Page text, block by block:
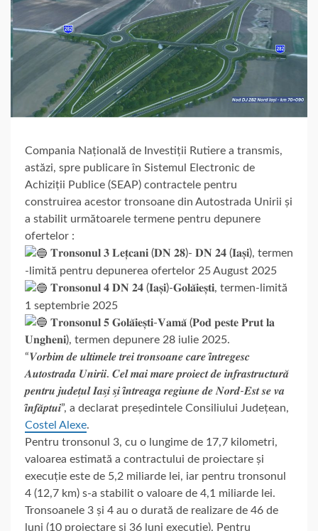
Compania Națională de Investiții Rutiere a transmis,
astăzi, spre publicare în Sistemul Electronic de
Achiziții Publice (SEAP) contractele pentru
construirea acestor tronsoane din Autostrada Unirii și
a stabilit următoarele termene pentru depunere
ofertelor :
𝐓𝐫𝐨𝐧𝐬𝐨𝐧𝐮𝐥 𝟑 𝐋𝐞𝐭̦𝐜𝐚𝐧𝐢 (𝐃𝐍 𝟐𝟖)- 𝐃𝐍 𝟐𝟒 (𝐈𝐚𝐬̦𝐢), termen
-limită pentru depunerea ofertelor 25 August 2025
𝐓𝐫𝐨𝐧𝐬𝐨𝐧𝐮𝐥 𝟒 𝐃𝐍 𝟐𝟒 (𝐈𝐚𝐬̦𝐢)-𝐆𝐨𝐥𝐚̆𝐢𝐞𝐬̦𝐭𝐢, termen-limită
1 septembrie 2025
𝐓𝐫𝐨𝐧𝐬𝐨𝐧𝐮𝐥 𝟓 𝐆𝐨𝐥𝐚̆𝐢𝐞𝐬̦𝐭𝐢-𝐕𝐚𝐦𝐚̆ (𝐏𝐨𝐝 𝐩𝐞𝐬𝐭𝐞 𝐏𝐫𝐮𝐭 𝐥𝐚
𝐔𝐧𝐠𝐡𝐞𝐧𝐢), termen depunere 28 iulie 2025.
“𝑽𝒐𝒓𝒃𝒊𝒎 𝒅𝒆 𝒖𝒍𝒕𝒊𝒎𝒆𝒍𝒆 𝒕𝒓𝒆𝒊 𝒕𝒓𝒐𝒏𝒔𝒐𝒂𝒏𝒆 𝒄𝒂𝒓𝒆 𝒊̂𝒏𝒕𝒓𝒆𝒈𝒆𝒔𝒄
𝑨𝒖𝒕𝒐𝒔𝒕𝒓𝒂𝒅𝒂 𝑼𝒏𝒊𝒓𝒊𝒊. 𝑪𝒆𝒍 𝒎𝒂𝒊 𝒎𝒂𝒓𝒆 𝒑𝒓𝒐𝒊𝒆𝒄𝒕 𝒅𝒆 𝒊𝒏𝒇𝒓𝒂𝒔𝒕𝒓𝒖𝒄𝒕𝒖𝒓𝒂̆
𝒑𝒆𝒏𝒕𝒓𝒖 𝒋𝒖𝒅𝒆𝒕̗𝒖𝒍 𝑰𝒂𝒔̗𝒊 𝒔̗𝒊 𝒊̂𝒏𝒕𝒓𝒆𝒂𝒈𝒂 𝒓𝒆𝒈𝒊𝒖𝒏𝒆 𝒅𝒆 𝑵𝒐𝒓𝒅-𝑬𝒔𝒕 𝒔𝒆 𝒗𝒂
𝒊̂𝒏𝒇𝒂̆𝒑𝒕𝒖𝒊”, a declarat președintele Consiliului Județean,
Costel Alexe.
Pentru tronsonul 3, cu o lungime de 17,7 kilometri,
valoarea estimată a contractului de proiectare și
execuție este de 5,2 miliarde lei, iar pentru tronsonul
4 (12,7 km) s-a stabilit o valoare de 4,1 miliarde lei.
Tronsoanele 3 și 4 au o durată de realizare de 46 de
luni (10 proiectare și 36 luni execuție). Pentru